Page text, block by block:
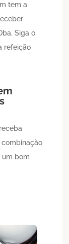
tem a
Siga o
refeição
combinação
um bom